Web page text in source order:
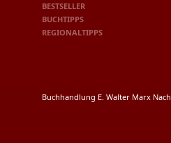
BESTSELLER
BUCHTIPPS
REGIONALTIPPS
Buchhandlung E. Walter Marx